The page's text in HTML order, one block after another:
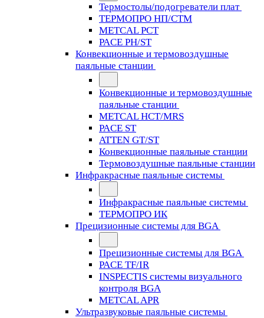
Термостолы/подогреватели плат
ТЕРМОПРО НП/СТМ
METCAL PCT
PACE PH/ST
Конвекционные и термовоздушные
паяльные станции
Конвекционные и термовоздушные
паяльные станции
METCAL HCT/MRS
PACE ST
ATTEN GT/ST
Конвекционные паяльные станции
Термовоздушные паяльные станции
Инфракрасные паяльные системы
Инфракрасные паяльные системы
ТЕРМОПРО ИК
Прецизионные системы для BGA
Прецизионные системы для BGA
PACE TF/IR
INSPECTIS системы визуального
контроля BGA
METCAL APR
Ультразвуковые паяльные системы